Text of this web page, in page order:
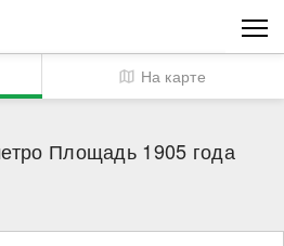
Площадь 1905 года
На карте